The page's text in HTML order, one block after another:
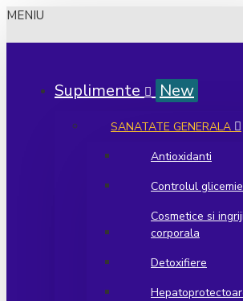
MENIU
Suplimente New
SANATATE GENERALA
Antioxidanti
Controlul
Cosmetice si
corporala
Detoxifiere